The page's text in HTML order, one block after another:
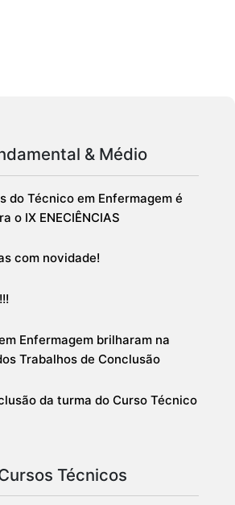
& Médio
do Técnico em Enfermagem é
o IX ENECIÊNCIAS
com novidade!
Enfermagem brilharam na
Trabalhos de Conclusão
da turma do Curso Técnico
Técnicos